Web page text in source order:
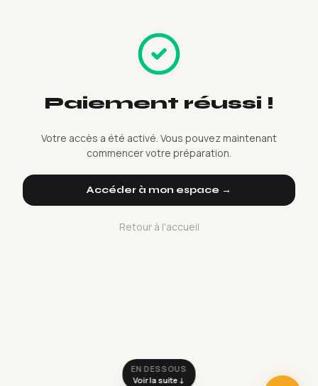
Paiement réussi !
Votre accès a été activé. Vous pouvez maintenant
commencer votre préparation.
Accéder à mon espace →
Retour à l'accueil
EN DESSOUS
Voir la suite ↓